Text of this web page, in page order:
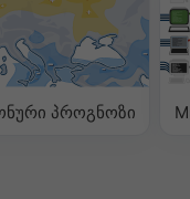
პროგნოზი